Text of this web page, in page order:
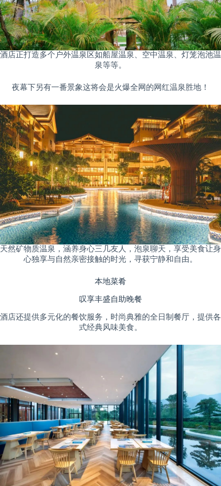
酒店正打造多个户外温泉区如船屋温泉、空中温泉、灯笼泡池温
泉等等。
夜幕下另有一番景象这将会是火爆全网的网红温泉胜地！
天然矿物质温泉，涵养身心三几友人，泡泉聊天，享受美食让身
心独享与自然亲密接触的时光，寻获宁静和自由。
本地菜肴
叹享丰盛自助晚餐
酒店还提供多元化的餐饮服务，时尚典雅的全日制餐厅，提供各
式经典风味美食。